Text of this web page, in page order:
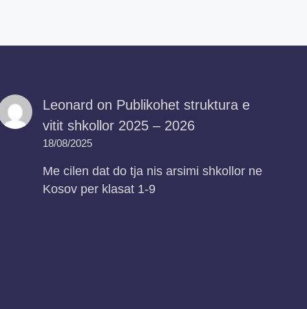
Leonard on Publikohet struktura e
vitit shkollor 2025 – 2026
18/08/2025
Me cilen dat do tja nis arsimi shkollor ne
Kosov per klasat 1-9